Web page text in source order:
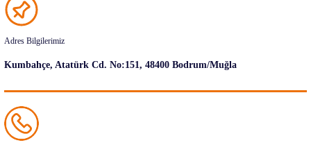
Adres Bilgilerimiz
Kumbahçe, Atatürk Cd. No:151, 48400 Bodrum/Muğla